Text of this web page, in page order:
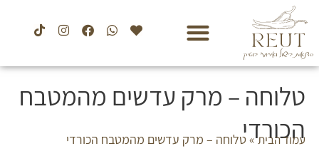
טלוחה – מרק עדשים מהמטבח
הכורדי
עמוד הבית»טלוחה – מרק עדשים מהמטבח הכורדי